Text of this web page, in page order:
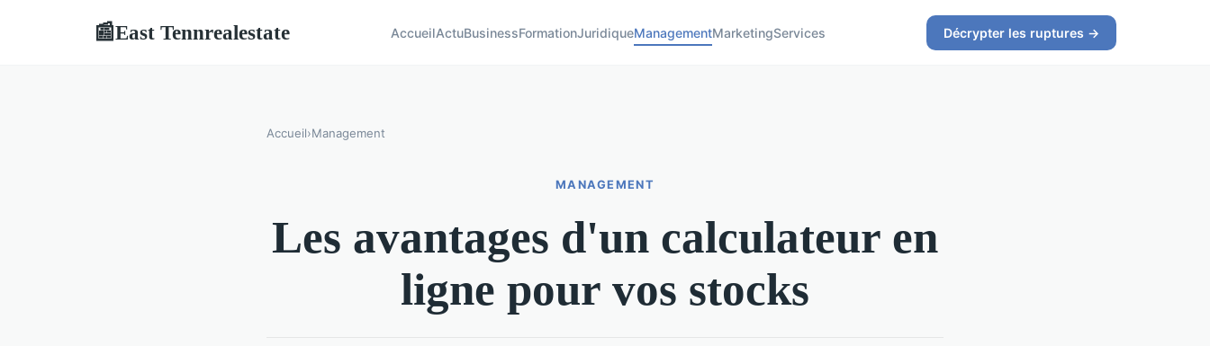
📰East Tennrealestate AccueilActuBusinessFormationJuridiqueManagementMarketingServices Décrypter les ruptures →
Accueil›Management
MANAGEMENT
Les avantages d'un calculateur en
ligne pour vos stocks